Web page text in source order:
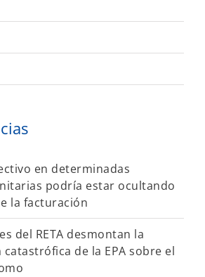
en determinadas
podría estar ocultando
la facturación
del RETA desmontan la
de la EPA sobre el